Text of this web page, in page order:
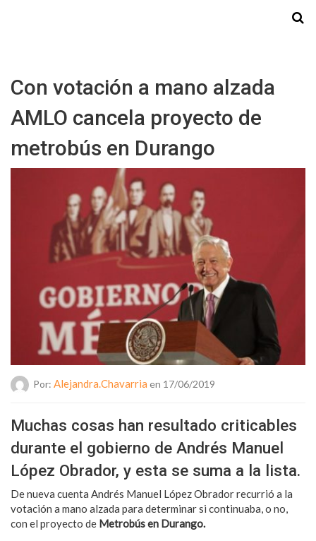
Con votación a mano alzada
AMLO cancela proyecto de
metrobús en Durango
Por: Alejandra.chavarria en 17/06/2019
Muchas cosas han resultado criticables
durante el gobierno de Andrés Manuel
López Obrador, y esta se suma a la lista.
De nueva cuenta Andrés Manuel López Obrador recurrió a la
votación a mano alzada para determinar si continuaba, o no,
con el proyecto de Metrobús en Durango.